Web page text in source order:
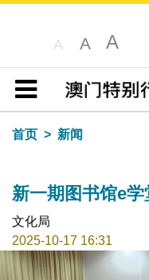
A A A
目录
首页
新闻
新一期图书馆e
文化局
2025-10-17 16:31